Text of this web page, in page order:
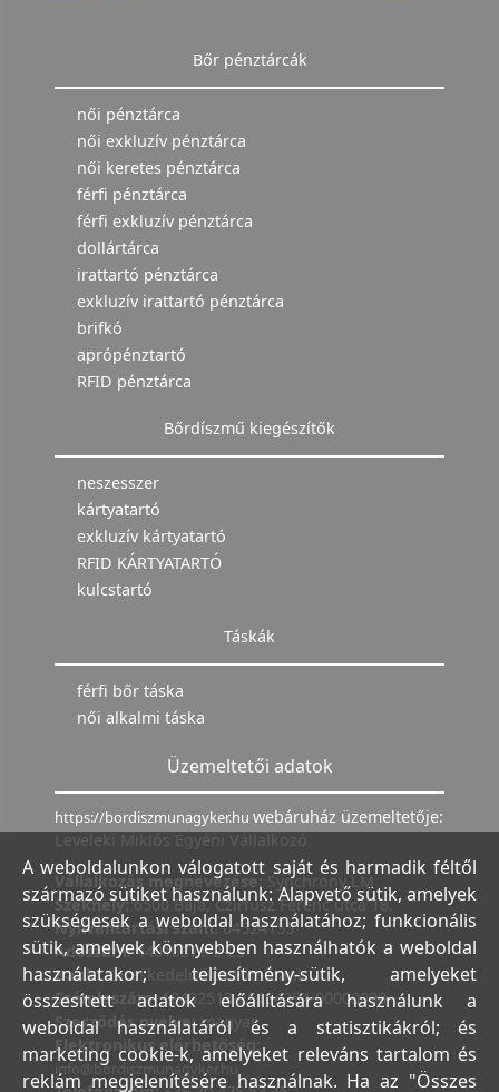
Bőr pénztárcák
női pénztárca
női exkluzív pénztárca
női keretes pénztárca
férfi pénztárca
férfi exkluzív pénztárca
dollártárca
irattartó pénztárca
exkluzív irattartó pénztárca
brifkó
aprópénztartó
RFID pénztárca
Bőrdíszmű kiegészítők
neszesszer
kártyatartó
exkluzív kártyatartó
RFID KÁRTYATARTÓ
kulcstartó
Táskák
férfi bőr táska
női alkalmi táska
Üzemeltetői adatok
https://bordiszmunagyker.hu webáruház üzemeltetője:
Leveleki Miklós Egyéni Vállalkozó
Vállalkozás megnevezése: Synchrony LM
Székhely:6500 Baja, Czirfusz Ferenc utca 18.
Nyilvántartási szám:04524155
Adószám:44018371-2-23
Bank:Kereskedelmi és Hitelbank
Számlaszám:10402513-25154254-00000000
Szerződés nyelve:magyar
Elektronikus elérhetőség:
info@bordiszmunagyker.hu
A weboldalunkon válogatott saját és harmadik féltől
származó sütiket használunk: Alapvető sütik, amelyek
szükségesek a weboldal használatához; funkcionális
sütik, amelyek könnyebben használhatók a weboldal
használatakor; teljesítmény-sütik, amelyeket
összesített adatok előállítására használunk a
weboldal használatáról és a statisztikákról; és
marketing cookie-k, amelyeket releváns tartalom és
reklám megjelenítésére használnak. Ha az "Összes